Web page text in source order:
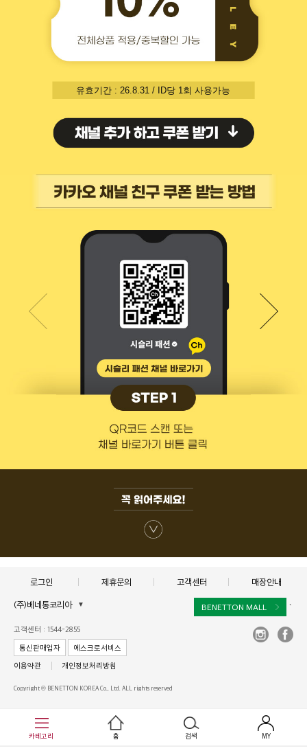
카테고리 홈 검색 MY
유효기간 : 26.8.31 / ID당 1회 사용가능
로그인 제휴문의 고객센터 매장안내
BENETTON MALL `
(주)베네통코리아 ▼
대표이사 : 김규완
주소 : 서울시 서초구 서초대로 398, 15층, 16층(서초동, 비엔케이디지털타워)
사업자 등록번호 : 211-86-40964
통신판매업신고 :제2017-서울서초-1250
고객센터 : 1544-2855
통신판매업자
에스크로서비스
이용약관
개인정보처리방침
Copyright © BENETTON KOREA Co., Ltd. ALL rights reserved